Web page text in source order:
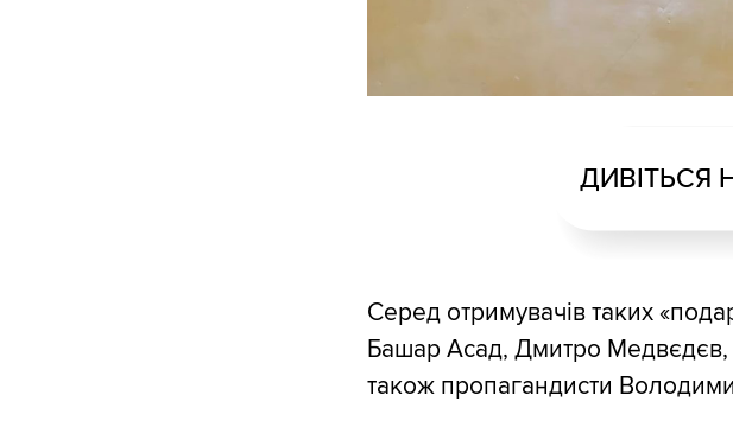
ДИВІТЬСЯ
Серед отримувачів таких
Башар Асад, Дмитро Медвєдєв,
також пропагандисти